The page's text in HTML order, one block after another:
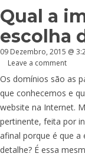
Qual a
escolha
09 Dezembro, 2015 @
Leave a comment
Os domínios são as
que conhecemos e
website na Internet.
pertinente, feita por
afinal porque é que a
detalhe? É essa